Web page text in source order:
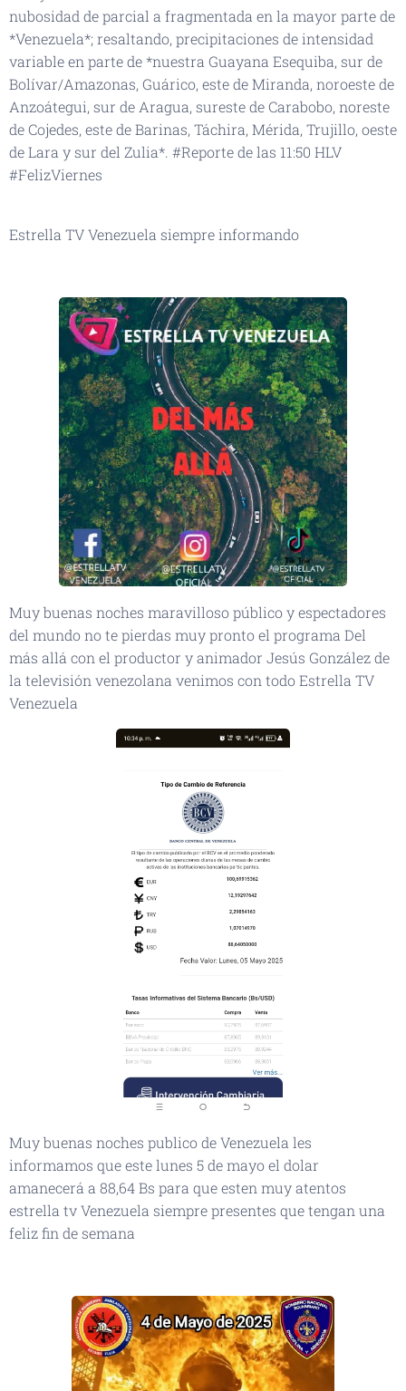
nubosidad de parcial a fragmentada en la mayor parte de
*Venezuela*; resaltando, precipitaciones de intensidad
variable en parte de *nuestra Guayana Esequiba, sur de
Bolívar/Amazonas, Guárico, este de Miranda, noroeste de
Anzoátegui, sur de Aragua, sureste de Carabobo, noreste
de Cojedes, este de Barinas, Táchira, Mérida, Trujillo, oeste
de Lara y sur del Zulia*. #Reporte de las 11:50 HLV
#FelizViernes
Estrella TV Venezuela siempre informando
Muy buenas noches maravilloso público y espectadores
del mundo no te pierdas muy pronto el programa Del
más allá con el productor y animador Jesús González de
la televisión venezolana venimos con todo Estrella TV
Venezuela 👆👆👆👆📡📡📡📡👏🏼👏🏼👏🏼
Muy buenas noches publico de Venezuela les
informamos que este lunes 5 de mayo el dolar
amanecerá a 88,64 Bs para que esten muy atentos
estrella tv Venezuela siempre presentes que tengan una
feliz fin de semana